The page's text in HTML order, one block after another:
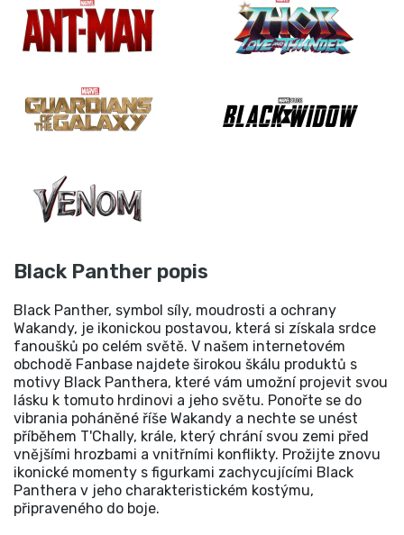
Black Panther popis
Black Panther, symbol síly, moudrosti a ochrany
Wakandy, je ikonickou postavou, která si získala srdce
fanoušků po celém světě. V našem internetovém
obchodě Fanbase najdete širokou škálu produktů s
motivy Black Panthera, které vám umožní projevit svou
lásku k tomuto hrdinovi a jeho světu. Ponořte se do
vibrania poháněné říše Wakandy a nechte se unést
příběhem T'Chally, krále, který chrání svou zemi před
vnějšími hrozbami a vnitřními konflikty. Prožijte znovu
ikonické momenty s figurkami zachycujícími Black
Panthera v jeho charakteristickém kostýmu,
připraveného do boje.